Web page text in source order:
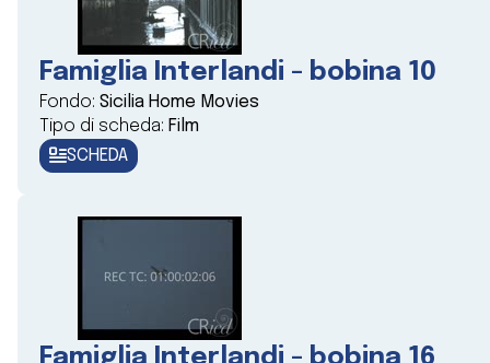
Famiglia Interlandi - bobina 10
Fondo: Sicilia Home Movies
Tipo di scheda: Film
SCHEDA